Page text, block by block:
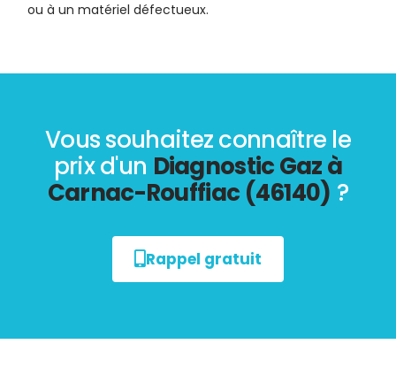
ou à un matériel défectueux.
Vous souhaitez connaître le
prix d'un Diagnostic Gaz à
Carnac-Rouffiac (46140) ?
Rappel gratuit